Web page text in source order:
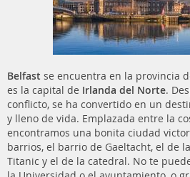
Belfast se encuentra en la provincia
es la capital de Irlanda del Norte.
conflicto, se ha convertido en un
y lleno de vida. Emplazada entre la
encontramos una bonita ciudad
barrios, el barrio de Gaeltacht, el de
Titanic y el de la catedral. No te